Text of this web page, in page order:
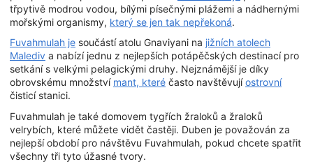
třpytivě modrou vodou, bílými písečnými plážemi a nádhernými
mořskými organismy, který se jen tak nepřekoná.
Fuvahmulah je součástí atolu Gnaviyani na jižních atolech
Malediv a nabízí jednu z nejlepších potápěčských destinací pro
setkání s velkými pelagickými druhy. Nejznámější je díky
obrovskému množství mant, které často navštěvujíostrovní
čisticí stanici.
Fuvahmulah je také domovem tygřích žraloků a žraloků
velrybích, které můžete vidět častěji. Duben je považován za
nejlepší období pro návštěvu Fuvahmulah, pokud chcete spatřit
všechny tři tyto úžasné tvory.